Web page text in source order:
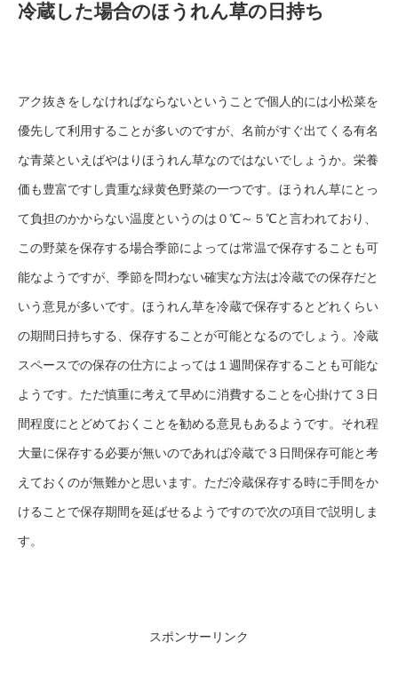
冷蔵した場合のほうれん草の日持ち
アク抜きをしなければならないということで個人的には小松菜を
優先して利用することが多いのですが、名前がすぐ出てくる有名
な青菜といえばやはりほうれん草なのではないでしょうか。栄養
価も豊富ですし貴重な緑黄色野菜の一つです。ほうれん草にとっ
て負担のかからない温度というのは０℃～５℃と言われており、
この野菜を保存する場合季節によっては常温で保存することも可
能なようですが、季節を問わない確実な方法は冷蔵での保存だと
いう意見が多いです。ほうれん草を冷蔵で保存するとどれくらい
の期間日持ちする、保存することが可能となるのでしょう。冷蔵
スペースでの保存の仕方によっては１週間保存することも可能な
ようです。ただ慎重に考えて早めに消費することを心掛けて３日
間程度にとどめておくことを勧める意見もあるようです。それ程
大量に保存する必要が無いのであれば冷蔵で３日間保存可能と考
えておくのが無難かと思います。ただ冷蔵保存する時に手間をか
けることで保存期間を延ばせるようですので次の項目で説明しま
す。
スポンサーリンク